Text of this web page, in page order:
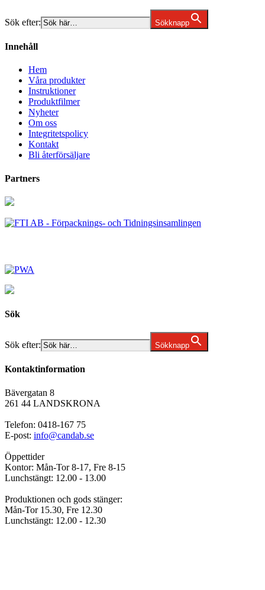
Sök efter: Sökknapp
Innehåll
Hem
Våra produkter
Instruktioner
Produktfilmer
Nyheter
Om oss
Integritetspolicy
Kontakt
Bli återförsäljare
Partners
Sök
Sök efter: Sökknapp
Kontaktinformation
Bävergatan 8
261 44 LANDSKRONA
Telefon: 0418-167 75
E-post: info@candab.se
Öppettider
Kontor: Mån-Tor 8-17, Fre 8-15
Lunchstängt: 12.00 - 13.00
Produktionen och gods stänger:
Mån-Tor 15.30, Fre 12.30
Lunchstängt: 12.00 - 12.30